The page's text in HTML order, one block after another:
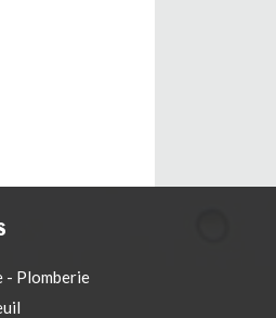
- Plomberie